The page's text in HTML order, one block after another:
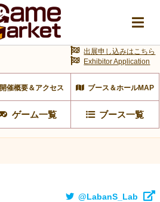
開催概要＆アクセス ブース＆ホールMAP
ゲーム一覧 ブース一覧
出展申し込みはこちら
Exhibitor Application
@LabanS_Lab